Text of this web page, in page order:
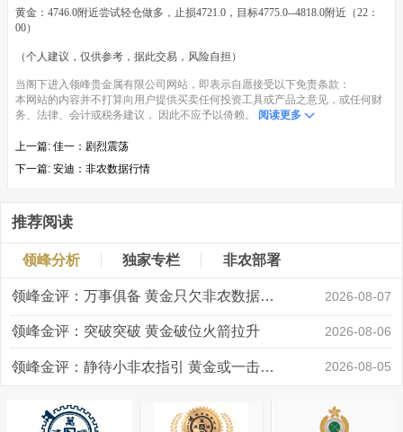
黄金：4746.0附近尝试轻仓做多，止损4721.0，目标4775.0--4818.0附近（22：
00）
（个人建议，仅供参考，据此交易，风险自担）
当阁下进入领峰贵金属有限公司网站，即表示自愿接受以下免责条款：
本网站的内容并不打算向用户提供买卖任何投资工具或产品之意见，或任何财
务、法律、会计或税务建议， 因此不应予以倚赖。
阅读更多
上一篇: 佳一：剧烈震荡
下一篇: 安迪：非农数据行情
推荐阅读
领峰分析 独家专栏 非农部署
领峰金评：万事俱备 黄金只欠非农数据“东风” 2026-08-07
领峰金评：突破突破 黄金破位火箭拉升 2026-08-06
领峰金评：静待小非农指引 黄金或一击破局 2026-08-05